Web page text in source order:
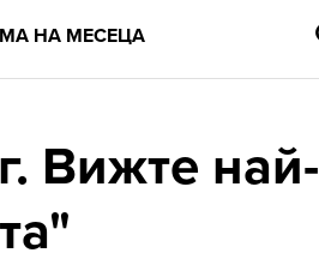
НА МЕСЕЦА
Вижте най-